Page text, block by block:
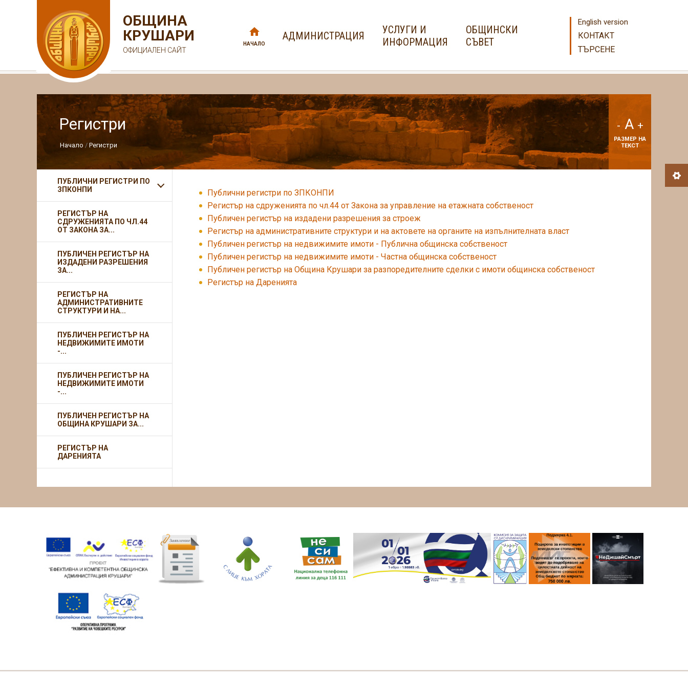
ОБЩИНА
КРУШАРИ
ОФИЦИАЛЕН САЙТ
НАЧАЛО
АДМИНИСТРАЦИЯ
УСЛУГИ И
ИНФОРМАЦИЯ
ОБЩИНСКИ
СЪВЕТ
English version
КОНТАКТ
ТЪРСЕНЕ
Регистри
Начало Регистри
- A +
РАЗМЕР НА
ТЕКСТ
Публични регистри по ЗПКОНПИ
Регистър на сдруженията по чл.44 от Закона за управление на етажната собственост
Публичен регистър на издадени разрешения за строеж
Регистър на административните структури и на актовете на органите на изпълнителната власт
Публичен регистър на недвижимите имоти - Публична общинска собственост
Публичен регистър на недвижимите имоти - Частна общинска собственост
Публичен регистър на Община Крушари за разпоредителните сделки с имоти общинска собственост
Регистър на Даренията
ПУБЛИЧНИ РЕГИСТРИ ПО
ЗПКОНПИ
РЕГИСТЪР НА
СДРУЖЕНИЯТА ПО ЧЛ.44
ОТ ЗАКОНА ЗА...
ПУБЛИЧЕН РЕГИСТЪР НА
ИЗДАДЕНИ РАЗРЕШЕНИЯ
ЗА...
РЕГИСТЪР НА
АДМИНИСТРАТИВНИТЕ
СТРУКТУРИ И НА...
ПУБЛИЧЕН РЕГИСТЪР НА
НЕДВИЖИМИТЕ ИМОТИ
-...
ПУБЛИЧЕН РЕГИСТЪР НА
НЕДВИЖИМИТЕ ИМОТИ
-...
ПУБЛИЧЕН РЕГИСТЪР НА
ОБЩИНА КРУШАРИ ЗА...
РЕГИСТЪР НА
ДАРЕНИЯТА